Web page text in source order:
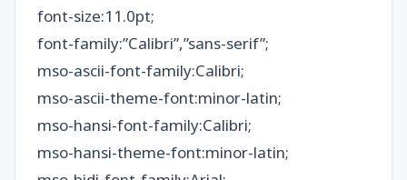
font-size:11.0pt;
font-family:”Calibri”,”sans-serif”;
mso-ascii-font-family:Calibri;
mso-ascii-theme-font:minor-latin;
mso-hansi-font-family:Calibri;
mso-hansi-theme-font:minor-latin;